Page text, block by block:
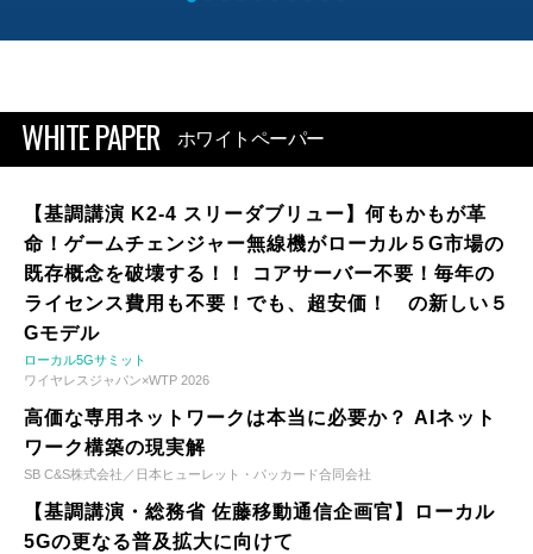
WHITE PAPER ホワイトペーパー
【基調講演 K2-4 スリーダブリュー】何もかもが革
命！ゲームチェンジャー無線機がローカル５G市場の
既存概念を破壊する！！ コアサーバー不要！毎年の
ライセンス費用も不要！でも、超安価！ の新しい５
Gモデル
ローカル5Gサミット
ワイヤレスジャパン×WTP 2026
高価な専用ネットワークは本当に必要か？ AIネット
ワーク構築の現実解
SB C&S株式会社／日本ヒューレット・パッカード合同会社
【基調講演・総務省 佐藤移動通信企画官】ローカル
5Gの更なる普及拡大に向けて